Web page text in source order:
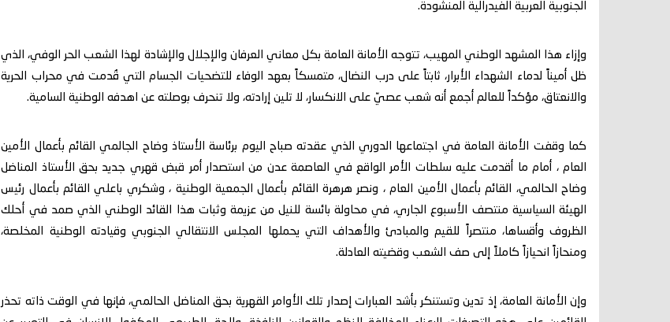
الجنوبية العربية الفيدرالية المنشودة.
وإزاء هذا المشهد الوطني المهيب، تتوجه الأمانة العامة بكل معاني العرفان والإجلال والإشادة لهذا الشعب الحر الوفي، الذي
ظل أميناً لدماء الشهداء الأبرار، ثابتاً على درب النضال، متمسكاً بعهد الوفاء للتضحيات الجسام التي قُدمت في محراب الحرية
والانعتاق، مؤكداً للعالم أجمع أنه شعب عصيّ على الانكسار، لا تلين إرادته، ولا تنحرف بوصلته عن اهدفه الوطنية السامية.
كما وقفت الأمانة العامة في اجتماعها الدوري الذي عقدته صباح اليوم برئاسة الأستاذ وضاح الجالمي القائم بأعمال الأمين
العام ، أمام ما أقدمت عليه سلطات الأمر الواقع في العاصمة عدن من استصدار أمر قبض قهري جديد بحق الأستاذ المناضل
وضاح الحالمي، القائم بأعمال الأمين العام ، ونصر هرهرة القائم بأعمال الجمعية الوطنية ، وشكري باعلي القائم بأعمال رئيس
الهيئة السياسية منتصف الأسبوع الجاري، في محاولة بائسة للنيل من عزيمة وثبات هذا القائد الوطني الذي صمد في أحلك
الظروف وأقساها، منتصراً للقيم والمبادئ والأهداف التي يحملها المجلس الانتقالي الجنوبي وقيادته الوطنية المخلصة،
ومنحازاً انحيازاً كاملاً إلى صف الشعب وقضيته العادلة.
وإن الأمانة العامة، إذ تدين وتستنكر بأشد العبارات إصدار تلك الأوامر القهرية بحق المناضل الحالمي، فإنها في الوقت ذاته تحذر